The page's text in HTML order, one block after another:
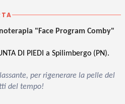
"Face Program Comby"
DI PIEDI a Spilimbergo (PN).
per rigenerare la pelle del
del tempo!